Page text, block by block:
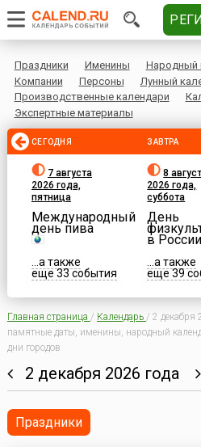
Праздники Именины Народный
Компании
Персоны
Лунный
Производственные календари
Экспертные материалы
СЕГОДНЯ
7 августа
2026 года,
пятница
Международный
день пива
...а также
еще 33 события
ЗАВТРА
8
2026 года,
суббота
День
в России
...а также
еще 39
Главная страница / Календарь / 2 декабря
памятные даты, именины, народный
дни городов
2 декабря 2026 года
Праздники